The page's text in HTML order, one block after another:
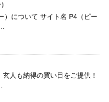
）について サイト名 P4（ピー
人も納得の買い目をご提供！